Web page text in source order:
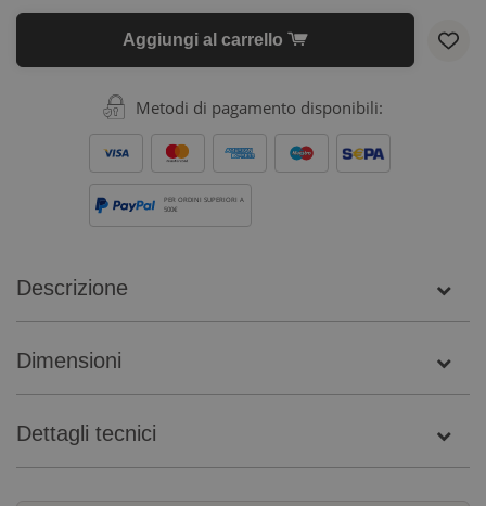
Aggiungi al carrello
Metodi di pagamento disponibili:
PER ORDINI SUPERIORI A
500€
Descrizione
Dimensioni
Dettagli tecnici